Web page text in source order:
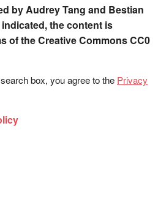
by Audrey Tang and Bestian
the content is
of the Creative Commons CC0
box, you agree to the Privacy